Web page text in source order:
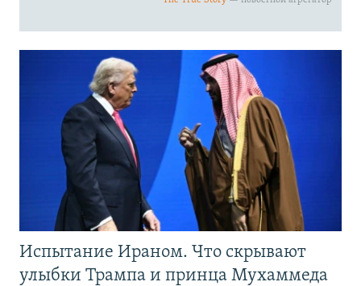
Испытание Ираном. Что скрывают
улыбки Трампа и принца Мухаммеда